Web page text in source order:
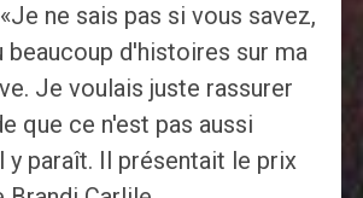
ne sais pas si vous savez,
beaucoup d'histoires sur ma
Je voulais juste rassurer
que ce n'est pas aussi
y paraît. Il présentait le prix